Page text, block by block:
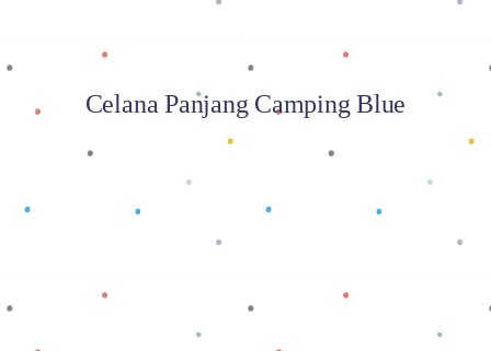
Celana Panjang Camping Blue
Baca selengkapnya